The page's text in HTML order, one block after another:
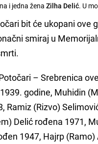
i jedna žena Zilha Delić. U
bit će ukopani ove
smiraj u
– Srebrenica
godine, Muhidin
Ramiz (Rizvo)
Delić rođena 1971,
1947, Hajrp